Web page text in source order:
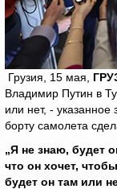
Грузия, 15 мая,
Владимир Путин в
или нет, -
борту самолета
„Я не знаю, будет
что он хочет,
будет он там или